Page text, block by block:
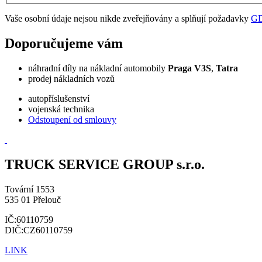
Vaše osobní údaje nejsou nikde zveřejňovány a splňují požadavky
Doporučujeme vám
náhradní díly na nákladní automobily Praga V3S, Tatra
prodej nákladních vozů
autopříslušenství
vojenská technika
Odstoupení od smlouvy
TRUCK SERVICE GROUP s.r.o.
Tovární 1553
535 01 Přelouč
IČ:60110759
DIČ:CZ60110759
LINK